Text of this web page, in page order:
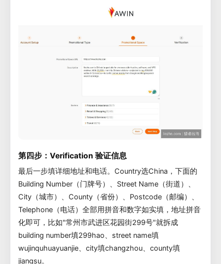
第四步：Verification 验证信息
最后一步填详细地址和电话。Country选China，下面的
Building Number（门牌号）、Street Name（街道）、
City（城市）、County（省份）、Postcode（邮编）、
Telephone（电话）全部用拼音和数字如实填，地址拼音
化即可，比如"常州市武进区花园街299号"就拆成
building number填299hao、street name填
wujinquhuayuanjie、city填changzhou、county填
jiangsu。